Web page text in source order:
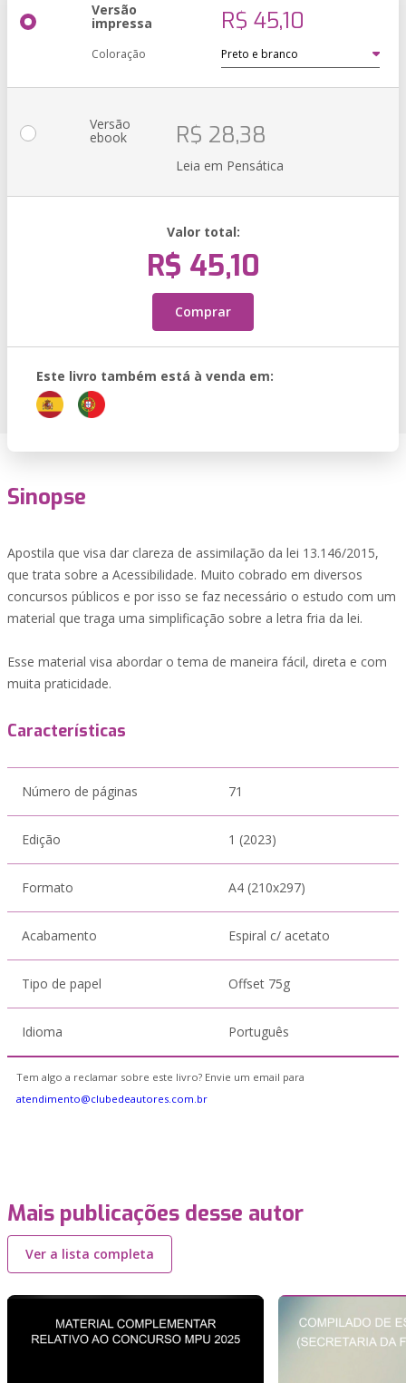
Versão
impressa R$ 45,10
Coloração
Versão
ebook R$ 28,38
Leia em Pensática
Valor total:
R$ 45,10
Comprar
Este livro também está à venda em:
Sinopse
Apostila que visa dar clareza de assimilação da lei 13.146/2015,
que trata sobre a Acessibilidade. Muito cobrado em diversos
concursos públicos e por isso se faz necessário o estudo com um
material que traga uma simplificação sobre a letra fria da lei.
Esse material visa abordar o tema de maneira fácil, direta e com
muita praticidade.
Características
Número de páginas 71
Edição 1 (2023)
Formato A4 (210x297)
Acabamento Espiral c/ acetato
Tipo de papel Offset 75g
Idioma Português
Tem algo a reclamar sobre este livro? Envie um email para
atendimento@clubedeautores.com.br
Mais publicações desse autor
Ver a lista completa